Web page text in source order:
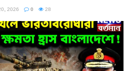
2026 0 28